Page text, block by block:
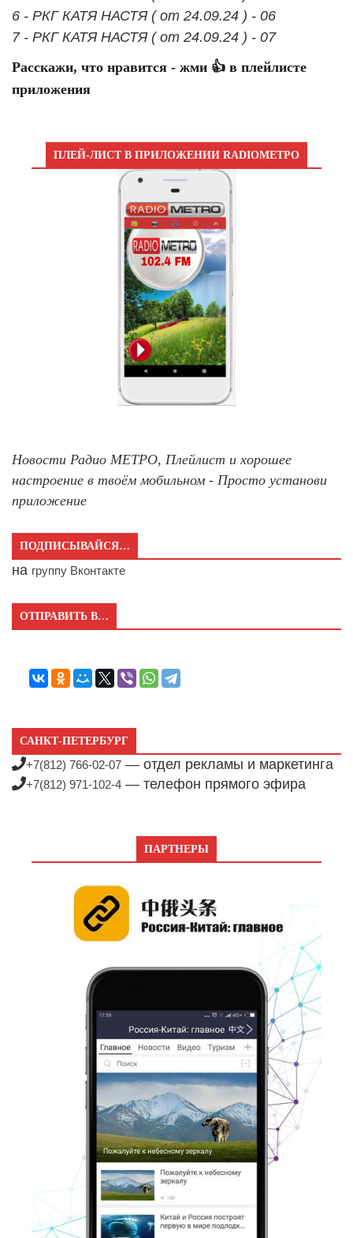
6 - РКГ КАТЯ НАСТЯ ( от 24.09.24 ) - 06
7 - РКГ КАТЯ НАСТЯ ( от 24.09.24 ) - 07
Расскажи, что нравится - жми 👍 в плейлисте
приложения
ПЛЕЙ-ЛИСТ В ПРИЛОЖЕНИИ RADIOМЕТРО
Новости Радио МЕТРО, Плейлист и хорошее
настроение в твоём мобильном - Просто установи
приложение
ПОДПИСЫВАЙСЯ…
на группу Вконтакте
ОТПРАВИТЬ В…
САНКТ-ПЕТЕРБУРГ
+7(812) 766-02-07 — отдел рекламы и маркетинга
+7(812) 971-102-4 — телефон прямого эфира
ПАРТНЕРЫ